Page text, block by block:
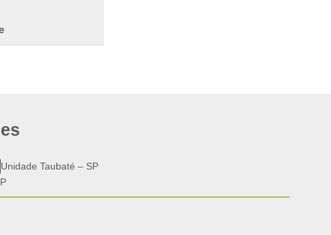
Unidade Taubaté – SP